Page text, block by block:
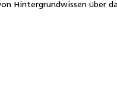
Hintergrundwissen über